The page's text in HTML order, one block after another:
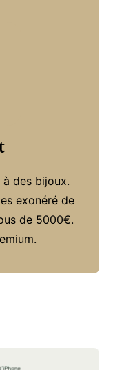
à des bijoux.
exonéré de
de 5000€.